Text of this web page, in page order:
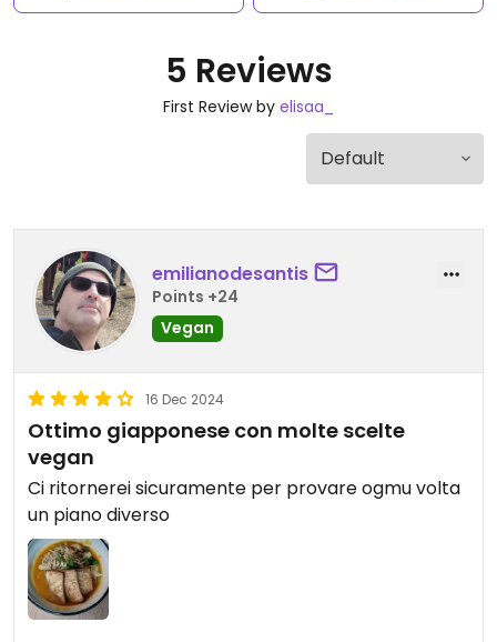
5 Reviews
First Review by elisaa_
emilianodesantis
Points +24
Vegan
16 Dec 2024
Ottimo giapponese con molte scelte
vegan
Ci ritornerei sicuramente per provare ogmu volta
un piano diverso